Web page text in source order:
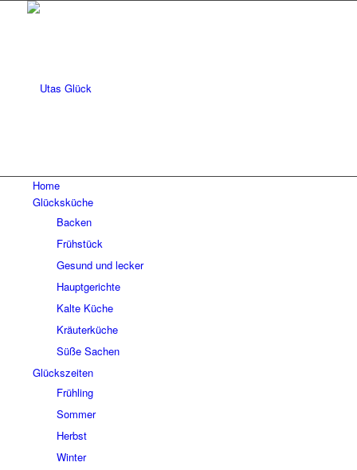
Home
Glücksküche
Backen
Frühstück
Gesund und lecker
Hauptgerichte
Kalte Küche
Kräuterküche
Süße Sachen
Glückszeiten
Frühling
Sommer
Herbst
Winter